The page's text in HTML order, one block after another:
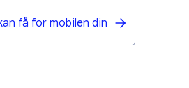
få for mobilendin